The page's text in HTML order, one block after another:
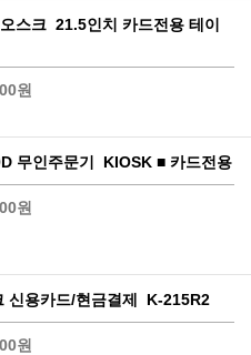
스크 21.5인치 카드전용 테이
원
무인주문기 KIOSK ■ 카드전용
원
신용카드/현금결제 K-215R2
원